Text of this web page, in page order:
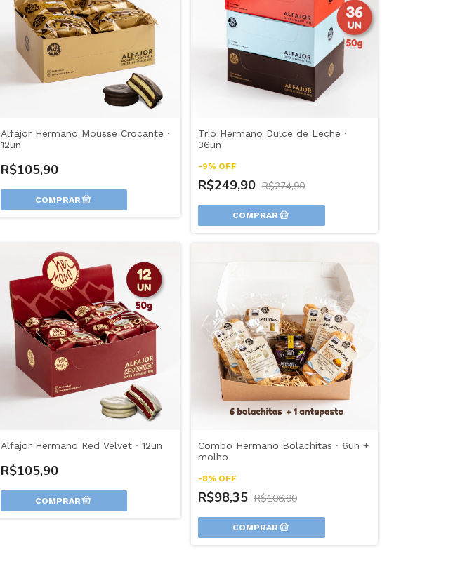
Alfajor Hermano Mousse Crocante ·
12un
R$105,90
Trio Hermano Dulce de Leche ·
36un
-9% OFF
R$249,90 R$274,90
Alfajor Hermano Red Velvet · 12un
R$105,90
Combo Hermano Bolachitas · 6un +
molho
-8% OFF
R$98,35 R$106,90